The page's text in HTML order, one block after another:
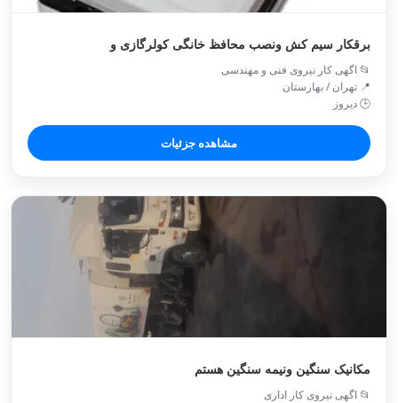
برقکار سیم کش ونصب محافظ خانگی کولرگازی و
📂 اگهی کار نیروی فنی و مهندسی
📍 تهران / بهارستان
🕒 دیروز
مشاهده جزئیات
مکانیک سنگین ونیمه سنگین هستم
📂 اگهی نیروی کار اداری